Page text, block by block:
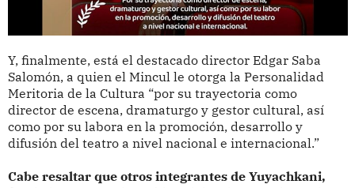
Y, finalmente, está el destacado director Edgar Saba
Salomón, a quien el Mincul le otorga la Personalidad
Meritoria de la Cultura “por su trayectoria como
director de escena, dramaturgo y gestor cultural, así
como por su labora en la promoción, desarrollo y
difusión del teatro a nivel nacional e internacional.”
Cabe resaltar que otros integrantes de Yuyachkani,